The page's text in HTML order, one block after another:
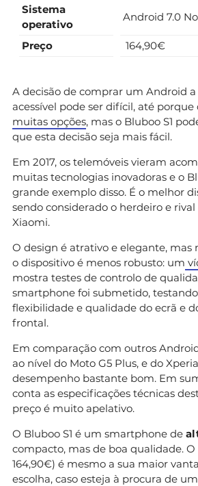
Sistema
operativo
Android 7.0
Preço 164,90€
A decisão de comprar um Android
acessível pode ser difícil, até porque
muitas opções, mas o Bluboo S1
que esta decisão seja mais fácil.
Em 2017, os telemóveis vieram
muitas tecnologias inovadoras e o
grande exemplo disso. É o melhor
sendo considerado o herdeiro e rival
Xiaomi.
O design é atrativo e elegante, mas
o dispositivo é menos robusto: um
mostra testes de controlo de
smartphone foi submetido,
flexibilidade e qualidade do ecrã e
frontal.
Em comparação com outros
ao nível do Moto G5 Plus, e do
desempenho bastante bom. Em
conta as especificações técnicas
preço é muito apelativo.
O Bluboo S1 é um smartphone de
compacto, mas de boa qualidade. O
164,90€) é mesmo a sua maior
escolha, caso esteja à procura de